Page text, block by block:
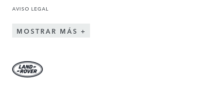
AVISO LEGAL
MOSTRAR MÁS